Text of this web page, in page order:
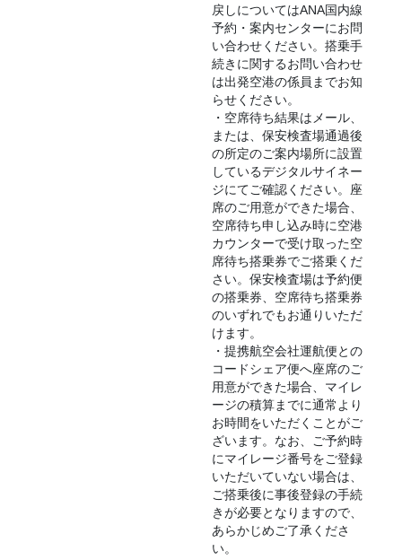
戻しについてはANA国内線
予約・案内センターにお問
い合わせください。搭乗手
続きに関するお問い合わせ
は出発空港の係員までお知
らせください。
・空席待ち結果はメール、
または、保安検査場通過後
の所定のご案内場所に設置
しているデジタルサイネー
ジにてご確認ください。座
席のご用意ができた場合、
空席待ち申し込み時に空港
カウンターで受け取った空
席待ち搭乗券でご搭乗くだ
さい。保安検査場は予約便
の搭乗券、空席待ち搭乗券
のいずれでもお通りいただ
けます。
・提携航空会社運航便との
コードシェア便へ座席のご
用意ができた場合、マイレ
ージの積算までに通常より
お時間をいただくことがご
ざいます。なお、ご予約時
にマイレージ番号をご登録
いただいていない場合は、
ご搭乗後に事後登録の手続
きが必要となりますので、
あらかじめご了承くださ
い。